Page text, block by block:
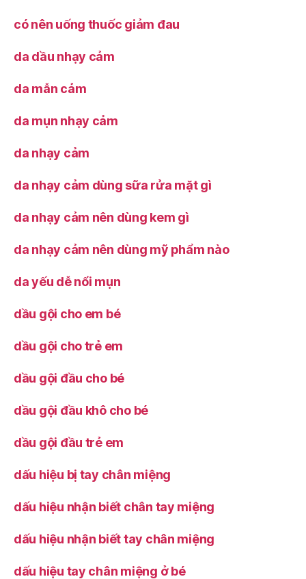
có nên uống thuốc giảm đau
da dầu nhạy cảm
da mẫn cảm
da mụn nhạy cảm
da nhạy cảm
da nhạy cảm dùng sữa rửa mặt gì
da nhạy cảm nên dùng kem gì
da nhạy cảm nên dùng mỹ phẩm nào
da yếu dễ nổi mụn
dầu gội cho em bé
dầu gội cho trẻ em
dầu gội đầu cho bé
dầu gội đầu khô cho bé
dầu gội đầu trẻ em
dấu hiệu bị tay chân miệng
dấu hiệu nhận biết chân tay miệng
dấu hiệu nhận biết tay chân miệng
dấu hiệu tay chân miệng ở bé